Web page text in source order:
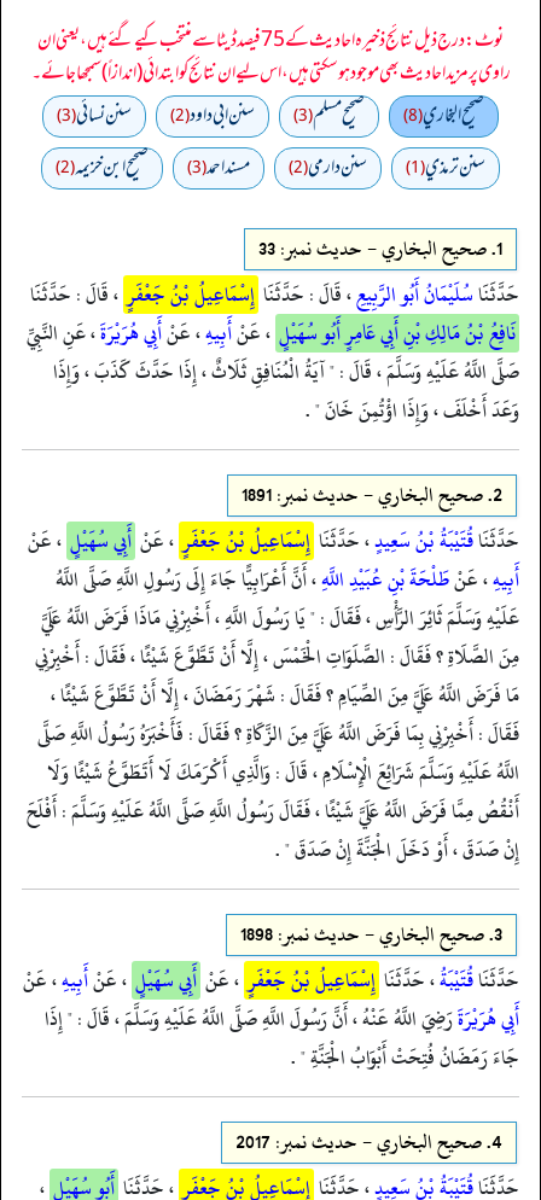
نوٹ: درج ذیل نتائج ذخیرہ احادیث کے 75 فیصد ڈیٹا سے منتخب کیے گئے ہیں، یعنی ان
راوی پر مزید احادیث بھی موجود ہو سکتی ہیں، اس لیے ان نتائج کو ابتدائی (اندازاً) سمجھا جائے۔
صحيح البخاري(8) صحيح مسلم(3) سنن ابي داود(2) سنن نسائي(3)
سنن ترمذي(1) سنن دارمي(2) مسند احمد(3) صحيح ابن خزيمه(2)
1. صحيح البخاري - حدیث نمبر: 33
حَدَّثَنَاسُلَيْمَانُ أَبُو الرَّبِيعِ، قَالَ : حَدَّثَنَا إِسْمَاعِيلُ بْنُ جَعْفَرٍ ، قَالَ : حَدَّثَنَا
نَافِعُ بْنُ مَالِكِ بْنِ أَبِي عَامِرٍ أَبُو سُهَيْلٍ ، عَنْأَبِيهِ، عَنْأَبِي هُرَيْرَةَ، عَنِ النَّبِيِّ
صَلَّى اللَّهُ عَلَيْهِ وَسَلَّمَ ، قَالَ : " آيَةُ الْمُنَافِقِ ثَلَاثٌ ، إِذَا حَدَّثَ كَذَبَ ، وَإِذَا
وَعَدَ أَخْلَفَ ، وَإِذَا اؤْتُمِنَ خَانَ " .
2. صحيح البخاري - حدیث نمبر: 1891
حَدَّثَنَاقُتَيْبَةُ بْنُ سَعِيدٍ، حَدَّثَنَا إِسْمَاعِيلُ بْنُ جَعْفَرٍ ، عَنْ أَبِي سُهَيْلٍ ، عَنْ
أَبِيهِ، عَنْطَلْحَةَ بْنِ عُبَيْدِ اللَّهِ، أَنَّ أَعْرَابِيًّا جَاءَ إِلَى رَسُولِ اللَّهِ صَلَّى اللَّهُ
عَلَيْهِ وَسَلَّمَ ثَائِرَ الرَّأْسِ ، فَقَالَ : " يَا رَسُولَ اللَّهِ ، أَخْبِرْنِي مَاذَا فَرَضَ اللَّهُ عَلَيَّ
مِنَ الصَّلَاةِ ؟ فَقَالَ : الصَّلَوَاتِ الْخَمْسَ ، إِلَّا أَنْ تَطَّوَّعَ شَيْئًا ، فَقَالَ : أَخْبِرْنِي
مَا فَرَضَ اللَّهُ عَلَيَّ مِنَ الصِّيَامِ ؟ فَقَالَ : شَهْرَ رَمَضَانَ ، إِلَّا أَنْ تَطَّوَّعَ شَيْئًا ،
فَقَالَ : أَخْبِرْنِي بِمَا فَرَضَ اللَّهُ عَلَيَّ مِنَ الزَّكَاةِ ؟ فَقَالَ : فَأَخْبَرَهُ رَسُولُ اللَّهِ صَلَّى
اللَّهُ عَلَيْهِ وَسَلَّمَ شَرَائِعَ الْإِسْلَامِ ، قَالَ : وَالَّذِي أَكْرَمَكَ لَا أَتَطَوَّعُ شَيْئًا وَلَا
أَنْقُصُ مِمَّا فَرَضَ اللَّهُ عَلَيَّ شَيْئًا ، فَقَالَ رَسُولُ اللَّهِ صَلَّى اللَّهُ عَلَيْهِ وَسَلَّمَ : أَفْلَحَ
إِنْ صَدَقَ ، أَوْ دَخَلَ الْجَنَّةَ إِنْ صَدَقَ " .
3. صحيح البخاري - حدیث نمبر: 1898
حَدَّثَنَاقُتَيْبَةُ، حَدَّثَنَا إِسْمَاعِيلُ بْنُ جَعْفَرٍ ، عَنْ أَبِي سُهَيْلٍ ، عَنْأَبِيهِ، عَنْ
أَبِي هُرَيْرَةَرَضِيَ اللَّهُ عَنْهُ ، أَنَّ رَسُولَ اللَّهِ صَلَّى اللَّهُ عَلَيْهِ وَسَلَّمَ ، قَالَ : " إِذَا
جَاءَ رَمَضَانُ فُتِحَتْ أَبْوَابُ الْجَنَّةِ " .
4. صحيح البخاري - حدیث نمبر: 2017
حَدَّثَنَاقُتَيْبَةُ بْنُ سَعِيدٍ، حَدَّثَنَا إِسْمَاعِيلُ بْنُ جَعْفَرٍ ، حَدَّثَنَا أَبُو سُهَيْلٍ ،